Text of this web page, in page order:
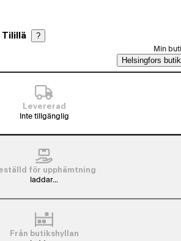
Tilillä ?
Min
Helsingfors butik
Levererad
Inte tillgänglig
för upphämtning
laddar...
Från butikshyllan